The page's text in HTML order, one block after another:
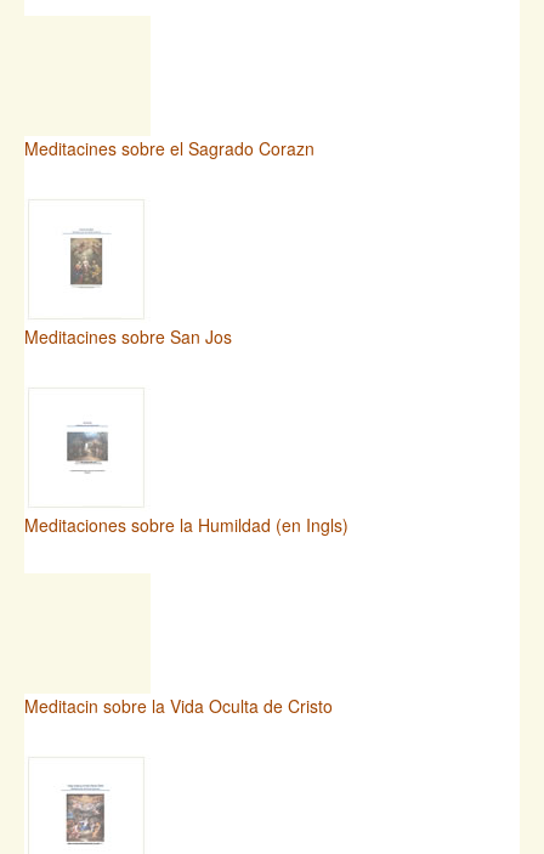
Meditacines sobre el Sagrado Corazn
Meditacines sobre San Jos
Meditaciones sobre la Humildad (en Ingls)
Meditacin sobre la Vida Oculta de Cristo